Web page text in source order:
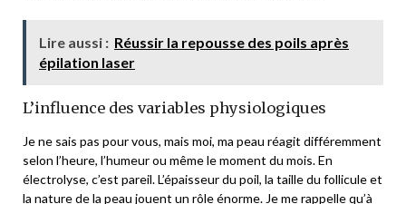
Lire aussi : Réussir la repousse des poils après
épilation laser
L’influence des variables physiologiques
Je ne sais pas pour vous, mais moi, ma peau réagit différemment
selon l’heure, l’humeur ou même le moment du mois. En
électrolyse, c’est pareil. L’épaisseur du poil, la taille du follicule et
la nature de la peau jouent un rôle énorme. Je me rappelle qu’à